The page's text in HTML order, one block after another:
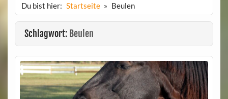
Du bist hier: Startseite Beulen
Schlagwort: Beulen